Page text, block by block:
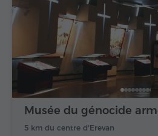
5 km du centre d'Erevan
Musée du génocide